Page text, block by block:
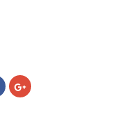
Facebook
で
ク
リ